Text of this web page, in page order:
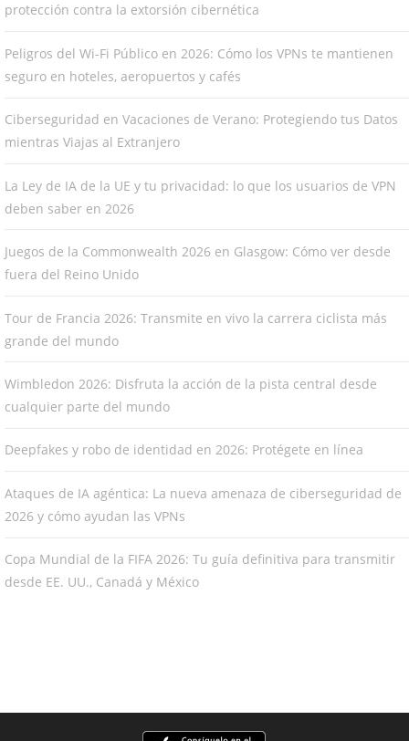
protección contra la extorsión cibernética
Peligros del Wi-Fi Público en 2026: Cómo los VPNs te mantienen
seguro en hoteles, aeropuertos y cafés
Ciberseguridad en Vacaciones de Verano: Protegiendo tus Datos
mientras Viajas al Extranjero
La Ley de IA de la UE y tu privacidad: lo que los usuarios de VPN
deben saber en 2026
Juegos de la Commonwealth 2026 en Glasgow: Cómo ver desde
fuera del Reino Unido
Tour de Francia 2026: Transmite en vivo la carrera ciclista más
grande del mundo
Wimbledon 2026: Disfruta la acción de la pista central desde
cualquier parte del mundo
Deepfakes y robo de identidad en 2026: Protégete en línea
Ataques de IA agéntica: La nueva amenaza de ciberseguridad de
2026 y cómo ayudan las VPNs
Copa Mundial de la FIFA 2026: Tu guía definitiva para transmitir
desde EE. UU., Canadá y México